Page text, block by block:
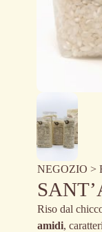
NEGOZIO >
Riso dal
amidi,